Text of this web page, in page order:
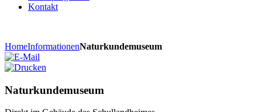
Kontakt
HomeInformationenNaturkundemuseum
Naturkundemuseum